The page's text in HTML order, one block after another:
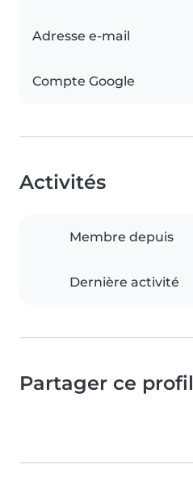
Adresse e-mail
Compte Google
Activités
Membre depuis
Dernière activité
Partager ce profil